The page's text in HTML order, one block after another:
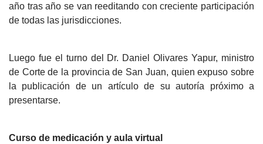
año tras año se van reeditando con creciente participación
de todas las jurisdicciones.
Luego fue el turno del Dr. Daniel Olivares Yapur, ministro
de Corte de la provincia de San Juan, quien expuso sobre
la publicación de un artículo de su autoría próximo a
presentarse.
Curso de medicación y aula virtual